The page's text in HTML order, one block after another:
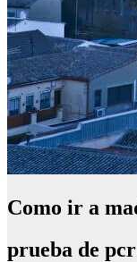
Como ir a
prueba de